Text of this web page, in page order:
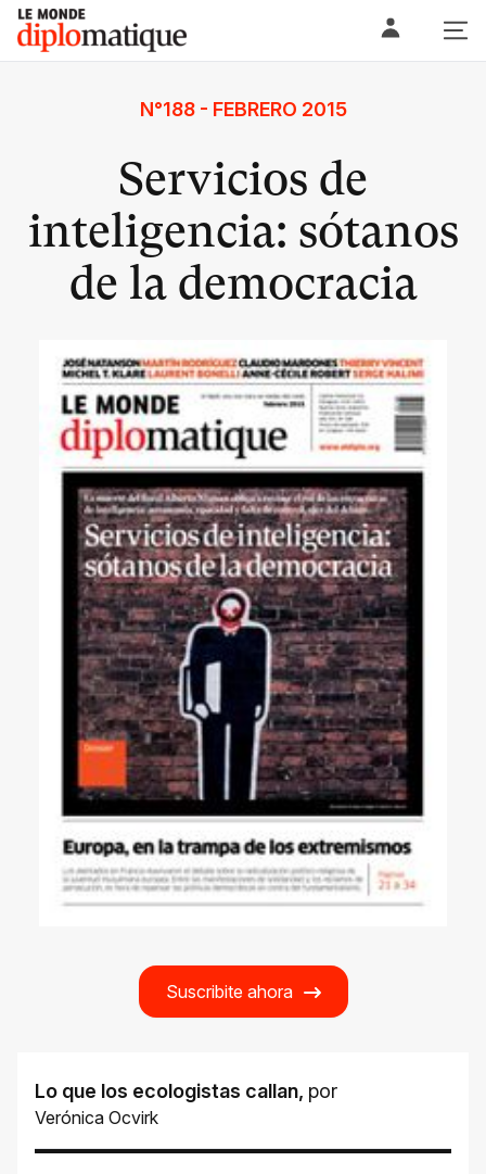
Skip
content
Le monde diplomatique
N°188 - FEBRERO 2015
Servicios de
inteligencia: sótanos
de la democracia
Suscribite ahora
Lo que los ecologistas callan, por
Verónica Ocvirk